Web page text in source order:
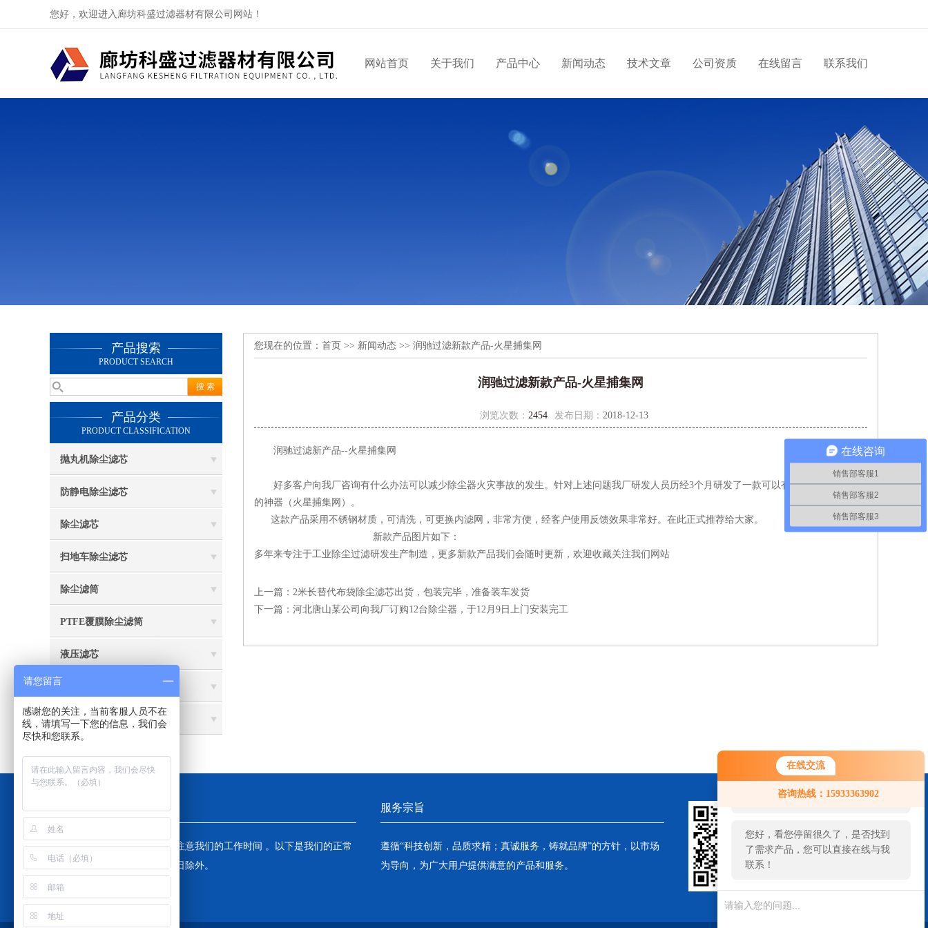
在线交流
咨询热线：15933363902
您好！欢迎前来咨询，很高兴为您
服务，请问您要咨询什么问题呢？
您好，看您停留很久了，是否找到
了需求产品，您可以直接在线与我
联系！
您好，欢迎进入廊坊科盛过滤器材有限公司网站！
网站首页 关于我们 产品中心 新闻动态 技术文章 公司资质 在线留言 联系我们
产品搜索
PRODUCT SEARCH
产品分类
PRODUCT CLASSIFICATION
抛丸机除尘滤芯
防静电除尘滤芯
除尘滤芯
扫地车除尘滤芯
除尘滤筒
PTFE覆膜除尘滤筒
液压滤芯
除尘滤筒 除尘滤芯
您现在的位置： 首页 >> 新闻动态 >> 润驰过滤新款产品-火星捕集网
润驰过滤新款产品-火星捕集网
浏览次数： 2454 发布日期： 2018-12-13
润驰过滤新产品--火星捕集网
好多客户向我厂咨询有什么办法可以减少除尘器火灾事故的发生。针对上述问题我厂研发人员历经3个月研发了一款可以有效拦截烟气火星
的神器（火星捕集网）。
这款产品采用不锈钢材质，可清洗，可更换内滤网，非常方便，经客户使用反馈效果非常好。在此正式推荐给大家。
新款产品图片如下：
多年来专注于工业除尘过滤研发生产制造，更多新款产品我们会随时更新，欢迎收藏关注我们网站
上一篇： 2米长替代布袋除尘滤芯出货，包装完毕，准备装车发货
下一篇： 河北唐山某公司向我厂订购12台除尘器，于12月9日上门安装完工
为了避免不必要的等待，敬请注意我们的工作时间 。以下是我们的正常
工作时间，中国大陆法定节假日除外。
工作时间：全天
服务宗旨
遵循“科技创新，品质求精；真诚服务，铸就品牌”的方针，以市场
为导向，为广大用户提供满意的产品和服务。
在线咨询
销售部客服1
销售部客服2
销售部客服3
请您留言
感谢您的关注，当前客服人员不在
线，请填写一下您的信息，我们会
尽快和您联系。